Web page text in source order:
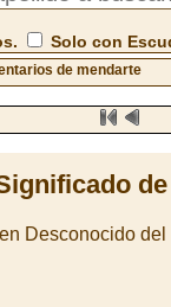
Solo con
de mendarte
Desconocido del